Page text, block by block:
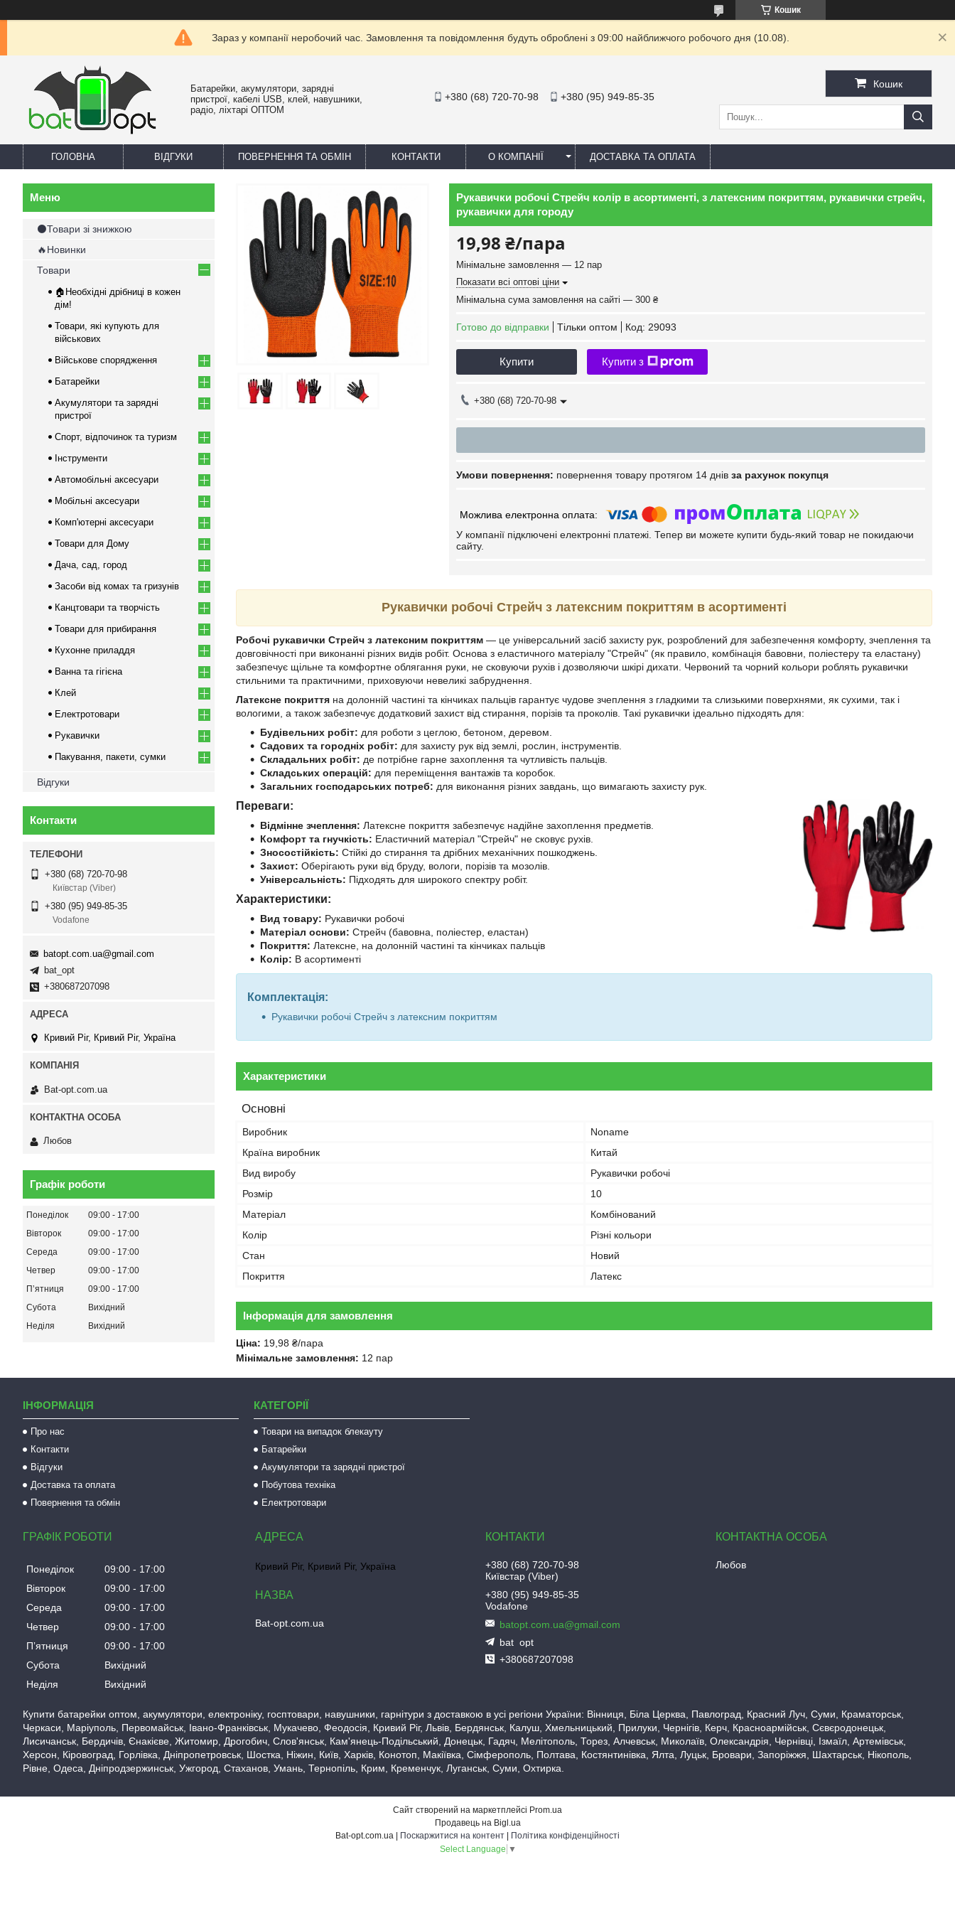
Кошик
Зараз у компанії неробочий час. Замовлення та повідомлення будуть оброблені з 09:00 найближчого робочого дня (10.08).
Батарейки, акумулятори, зарядні
пристрої, кабелі USB, клей, навушники,
радіо, ліхтарі ОПТОМ
+380 (68) 720-70-98 +380 (95) 949-85-35
Кошик
ГОЛОВНА ВІДГУКИ ПОВЕРНЕННЯ ТА ОБМІН КОНТАКТИ О КОМПАНІЇ ДОСТАВКА ТА ОПЛАТА
Рукавички робочі Стрейч колір в асортименті, з латексним покриттям, рукавички стрейч,
рукавички для городу
19,98 ₴/пара
Мінімальне замовлення — 12 пар
Показати всі оптові ціни
Мінімальна сума замовлення на сайті — 300 ₴
Готово до відправки Тільки оптом Код: 29093
Купити Купити з
+380 (68) 720-70-98
повернення товару протягом 14 днів за рахунок покупця
У компанії підключені електронні платежі. Тепер ви можете купити будь-який товар не покидаючи
сайту.
Рукавички робочі Стрейч з латексним покриттям в асортименті
Робочі рукавички Стрейч з латексним покриттям — це універсальний засіб захисту рук, розроблений для забезпечення комфорту, зчеплення та
довговічності при виконанні різних видів робіт. Основа з еластичного матеріалу "Стрейч" (як правило, комбінація бавовни, поліестеру та еластану)
забезпечує щільне та комфортне облягання руки, не сковуючи рухів і дозволяючи шкірі дихати. Червоний та чорний кольори роблять рукавички
стильними та практичними, приховуючи невеликі забруднення.
Латексне покриття на долонній частині та кінчиках пальців гарантує чудове зчеплення з гладкими та слизькими поверхнями, як сухими, так і
вологими, а також забезпечує додатковий захист від стирання, порізів та проколів. Такі рукавички ідеально підходять для:
Будівельних робіт: для роботи з цеглою, бетоном, деревом.
Садових та городніх робіт: для захисту рук від землі, рослин, інструментів.
Складальних робіт: де потрібне гарне захоплення та чутливість пальців.
Складських операцій: для переміщення вантажів та коробок.
Загальних господарських потреб: для виконання різних завдань, що вимагають захисту рук.
Переваги:
Відмінне зчеплення: Латексне покриття забезпечує надійне захоплення предметів.
Комфорт та гнучкість: Еластичний матеріал "Стрейч" не сковує рухів.
Зносостійкість: Стійкі до стирання та дрібних механічних пошкоджень.
Захист: Оберігають руки від бруду, вологи, порізів та мозолів.
Універсальність: Підходять для широкого спектру робіт.
Характеристики:
Вид товару: Рукавички робочі
Матеріал основи: Стрейч (бавовна, поліестер, еластан)
Покриття: Латексне, на долонній частині та кінчиках пальців
Колір: В асортименті
Комплектація:
Рукавички робочі Стрейч з латексним покриттям
Характеристики
Основні
Виробник
Noname
Країна виробник
Китай
Вид виробу
Рукавички робочі
Розмір
10
Матеріал
Комбінований
Колір
Різні кольори
Стан
Новий
Покриття
Латекс
Інформація для замовлення
Ціна: 19,98 ₴/пара
Мінімальне замовлення: 12 пар
⚫Товари зі знижкою
🔥Новинки
Товари
🏠Необхідні дрібниці в кожен
дім!
Товари, які купують для
військових
Військове спорядження
Батарейки
Акумулятори та зарядні
пристрої
Спорт, відпочинок та туризм
Інструменти
Автомобільні аксесуари
Мобільні аксесуари
Комп'ютерні аксесуари
Товари для Дому
Дача, сад, город
Засоби від комах та гризунів
Канцтовари та творчість
Товари для прибирання
Кухонне приладдя
Ванна та гігієна
Клей
Електротовари
Рукавички
Пакування, пакети, сумки
Відгуки
Контакти
+380 (68) 720-70-98
Київстар (Viber)
+380 (95) 949-85-35
Vodafone
batopt.com.ua@gmail.com
bat_opt
+380687207098
Кривий Ріг, Кривий Ріг, Україна
Bat-opt.com.ua
Любов
Графік роботи
Понеділок 09:00
17:00
Вівторок
09:00
17:00
Середа
09:00
17:00
Четвер
09:00
17:00
Пʼятниця
09:00
17:00
Субота
Вихідний
Неділя
Вихідний
ІНФОРМАЦІЯ
Про нас
Контакти
Відгуки
Доставка та оплата
Повернення та обмін
КАТЕГОРІЇ
Товари на випадок блекауту
Батарейки
Акумулятори та зарядні пристрої
Побутова техніка
Електротовари
ГРАФІК РОБОТИ
Понеділок 09:00
17:00
Вівторок
09:00
17:00
Середа
09:00
17:00
Четвер
09:00
17:00
Пʼятниця
09:00
17:00
Субота
Вихідний
Неділя
Вихідний
Кривий Ріг, Кривий Ріг, Україна
Bat-opt.com.ua
+380 (68) 720-70-98
Київстар (Viber)
+380 (95) 949-85-35
Vodafone
batopt.com.ua@gmail.com
bat_opt
+380687207098
Любов
Купити батарейки оптом, акумулятори, електроніку, госптовари, навушники, гарнітури з доставкою в усі регіони України: Вінниця, Біла Церква, Павлоград, Красний Луч, Суми, Краматорськ,
Черкаси, Маріуполь, Первомайськ, Івано-Франківськ, Мукачево, Феодосія, Кривий Ріг, Львів, Бердянськ, Калуш, Хмельницький, Прилуки, Чернігів, Керч, Красноармійськ, Сєвєродонецьк,
Лисичанськ, Бердичів, Єнакієве, Житомир, Дрогобич, Слов'янськ, Кам'янець-Подільський, Донецьк, Гадяч, Мелітополь, Торез, Алчевськ, Миколаїв, Олександрія, Чернівці, Ізмаїл, Артемівськ,
Херсон, Кіровоград, Горлівка, Дніпропетровськ, Шостка, Ніжин, Київ, Харків, Конотоп, Макіївка, Сімферополь, Полтава, Костянтинівка, Ялта, Луцьк, Бровари, Запоріжжя, Шахтарськ, Нікополь,
Рівне, Одеса, Дніпродзержинськ, Ужгород, Стаханов, Умань, Тернопіль, Крим, Кременчук, Луганськ, Суми, Охтирка.
Сайт створений на маркетплейсі Prom.ua
Продавець на Bigl.ua
Поскаржитися на контент
Політика конфіденційності
Select Language ▼